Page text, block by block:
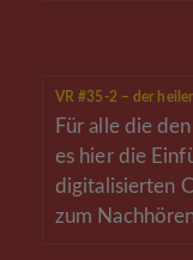
VR #35-2 – der
Für alle die
es hier die
digitalisierten
zum